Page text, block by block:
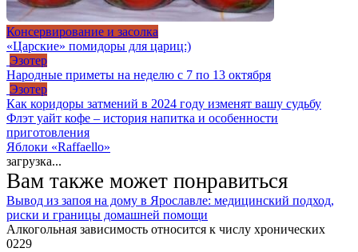
Консервирование и засолка
«Царские» помидоры для цариц:)
Эзотер
Народные приметы на неделю с 7 по 13 октября
Эзотер
Как коридоры затмений в 2024 году изменят вашу судьбу
Флэт уайт кофе – история напитка и особенности
приготовления
Яблоки «Raffaello»
загрузка...
Вам также может понравиться
Вывод из запоя на дому в Ярославле: медицинский подход,
риски и границы домашней помощи
Алкогольная зависимость относится к числу хронических
0229